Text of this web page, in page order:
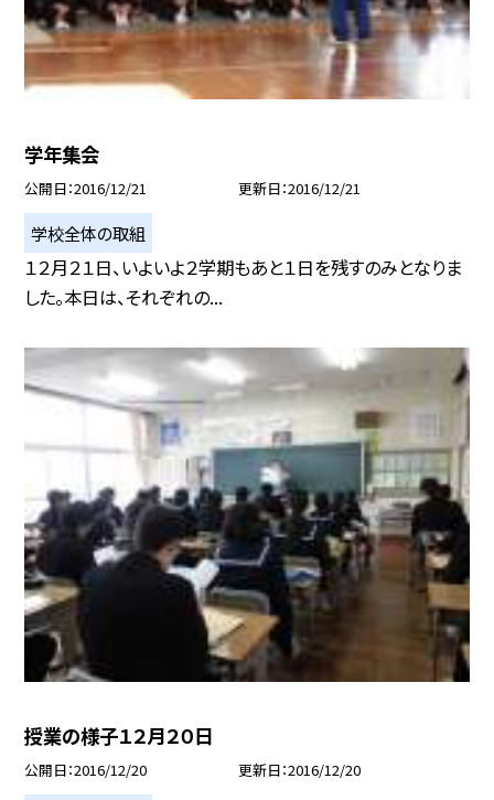
学年集会
公開日 2016/12/21 更新日 2016/12/21
学校全体の取組
１２月２１日、いよいよ２学期もあと１日を残すのみとなりま
した。本日は、それぞれの...
授業の様子１２月２０日
公開日 2016/12/20 更新日 2016/12/20